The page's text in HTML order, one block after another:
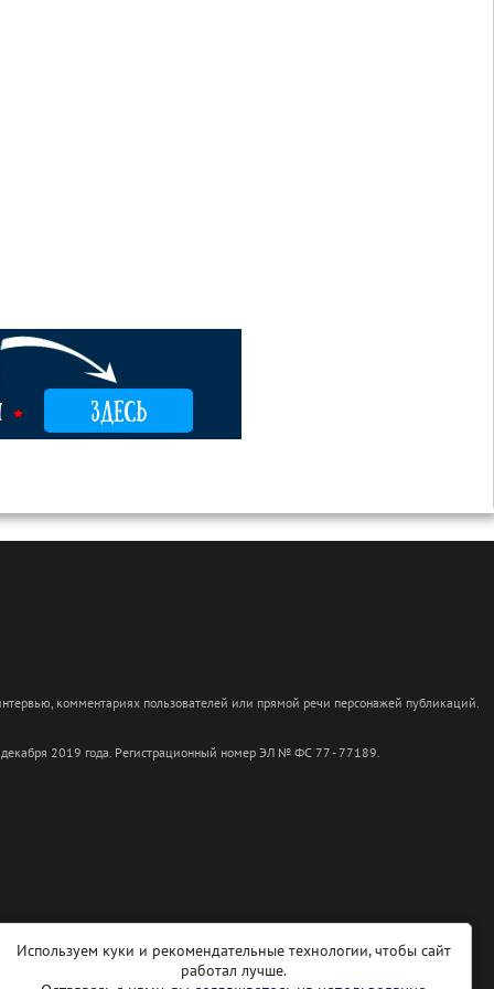
комментариях пользователей или прямой речи персонажей публикаций.
декабря 2019 года. Регистрационный номер ЭЛ № ФС 77 - 77189.
Используем куки и рекомендательные технологии, чтобы сайт
работал лучше.